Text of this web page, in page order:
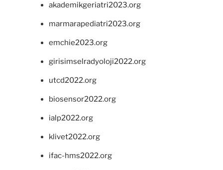
akademikgeriatri2023.org
marmarapediatri2023.org
emchie2023.org
girisimselradyoloji2022.org
utcd2022.org
biosensor2022.org
ialp2022.org
klivet2022.org
ifac-hms2022.org